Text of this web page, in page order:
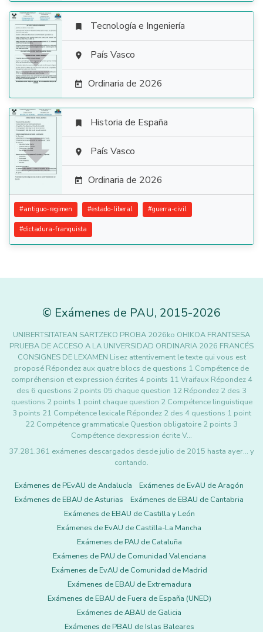

 Tecnología e Ingeniería
 País Vasco
 Ordinaria de 2026

 Historia de España
 País Vasco
 Ordinaria de 2026
#antiguo-regimen #estado-liberal #guerra-civil
#dictadura-franquista
© Exámenes de PAU, 2015-2026
UNIBERTSITATEAN SARTZEKO PROBA 2026ko OHIKOA FRANTSESA
PRUEBA DE ACCESO A LA UNIVERSIDAD ORDINARIA 2026 FRANCÉS
CONSIGNES DE LEXAMEN Lisez attentivement le texte qui vous est
proposé Répondez aux quatre blocs de questions 1 Compétence de
compréhension et expression écrites 4 points 11 Vraifaux Répondez 4
des 6 questions 2 points 05 chaque question 12 Répondez 2 des 3
questions 2 points 1 point chaque question 2 Compétence linguistique
3 points 21 Compétence lexicale Répondez 2 des 4 questions 1 point
22 Compétence grammaticale Question obligatoire 2 points 3
Compétence dexpression écrite V…
37.281.361 exámenes descargados desde julio de 2015 hasta ayer... y
contando.
Exámenes de PEvAU de Andalucía
Exámenes de EvAU de Aragón
Exámenes de EBAU de Asturias
Exámenes de EBAU de Cantabria
Exámenes de EBAU de Castilla y León
Exámenes de EvAU de Castilla-La Mancha
Exámenes de PAU de Cataluña
Exámenes de PAU de Comunidad Valenciana
Exámenes de EvAU de Comunidad de Madrid
Exámenes de EBAU de Extremadura
Exámenes de EBAU de Fuera de España (UNED)
Exámenes de ABAU de Galicia
Exámenes de PBAU de Islas Baleares